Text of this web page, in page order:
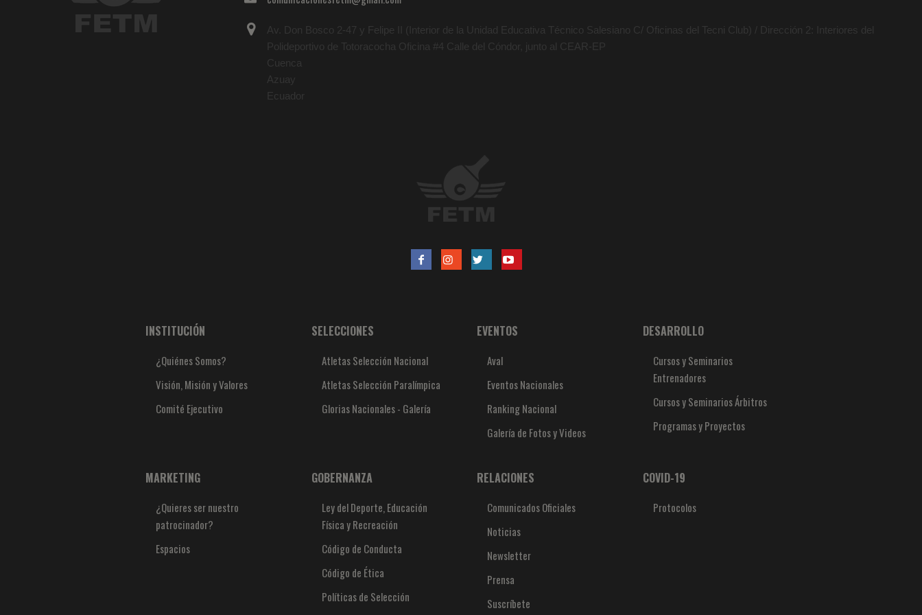
Av. Don Bosco 2-47 y Felipe II (Interior de la Unidad Educativa Técnico Salesiano C/ Oficinas del Tecni Club) / Dirección 2: Interiores del
Polideportivo de Totoracocha Oficina #4 Calle del Cóndor, junto al CEAR-EP
Cuenca
Azuay
Ecuador
INSTITUCIÓN
¿Quiénes Somos?
Visión, Misión y Valores
Comité Ejecutivo
SELECCIONES
Atletas Selección Nacional
Atletas Selección Paralímpica
Glorias Nacionales - Galería
EVENTOS
Aval
Eventos Nacionales
Ranking Nacional
Galería de Fotos y Videos
DESARROLLO
Cursos y Seminarios
Entrenadores
Cursos y Seminarios Árbitros
Programas y Proyectos
MARKETING
¿Quieres ser nuestro
patrocinador?
Espacios
GOBERNANZA
Ley del Deporte, Educación
Física y Recreación
Código de Conducta
Código de Ética
Políticas de Selección
RELACIONES
Comunicados Oficiales
Noticias
Newsletter
Prensa
Suscríbete
COVID-19
Protocolos